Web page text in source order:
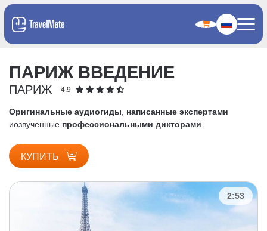
ПАРИЖ ВВЕДЕНИЕ
ПАРИЖ 4.9
Оригинальные аудиогиды
написанные экспертами
иозвученные профессиональными дикторами
КУПИТЬ
2:53